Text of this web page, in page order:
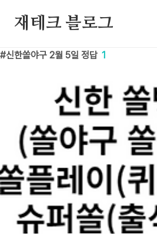
재테크 블로그
신한쏠야구 2월 5일 정답 1